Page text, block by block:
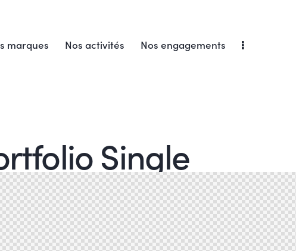
marques Nos activités Nos engagements
Single